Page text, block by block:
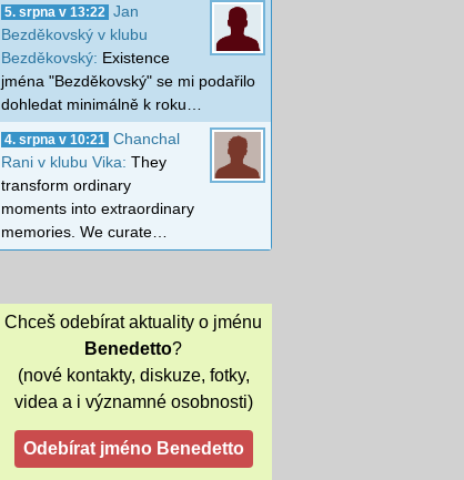
5. srpna v 13:22
Jan
Bezděkovský v klubu
Bezděkovský: Existence
jména "Bezděkovský" se mi podařilo
dohledat minimálně k roku…
4. srpna v 10:21
Chanchal
Rani v klubu Vika: They
transform ordinary
moments into extraordinary
memories. We curate…
Chceš odebírat aktuality o jménu
Benedetto?
(nové kontakty, diskuze, fotky,
videa a i významné osobnosti)